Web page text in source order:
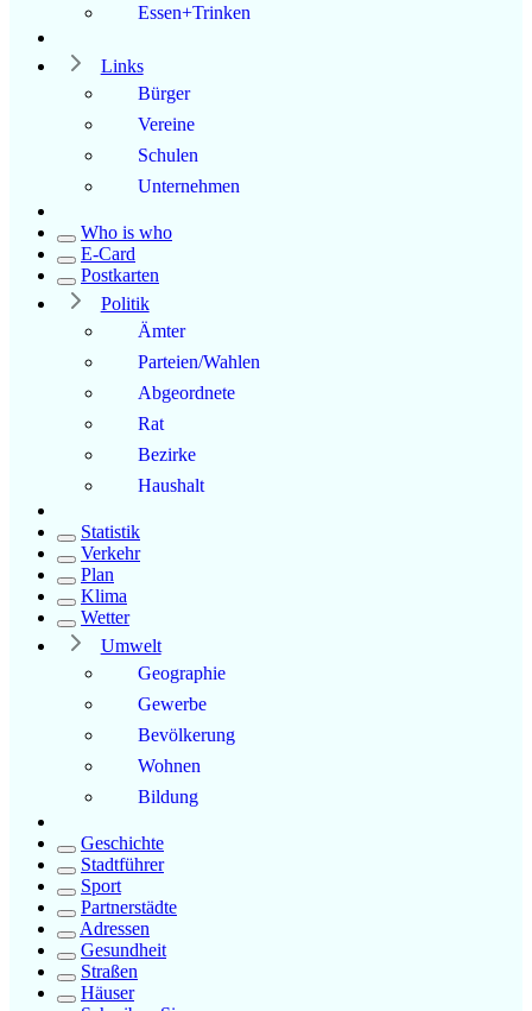
Essen+Trinken
Links
Bürger
Vereine
Schulen
Unternehmen
Who is who
E-Card
Postkarten
Politik
Ämter
Parteien/Wahlen
Abgeordnete
Rat
Bezirke
Haushalt
Statistik
Verkehr
Plan
Klima
Wetter
Umwelt
Geographie
Gewerbe
Bevölkerung
Wohnen
Bildung
Geschichte
Stadtführer
Sport
Partnerstädte
Adressen
Gesundheit
Straßen
Häuser